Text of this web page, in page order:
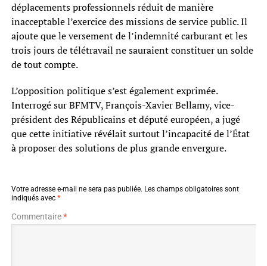
déplacements professionnels réduit de manière
inacceptable l’exercice des missions de service public. Il
ajoute que le versement de l’indemnité carburant et les
trois jours de télétravail ne sauraient constituer un solde
de tout compte.
L’opposition politique s’est également exprimée.
Interrogé sur BFMTV, François-Xavier Bellamy, vice-
président des Républicains et député européen, a jugé
que cette initiative révélait surtout l’incapacité de l’État
à proposer des solutions de plus grande envergure.
Votre adresse e-mail ne sera pas publiée. Les champs obligatoires sont
indiqués avec *
Commentaire*